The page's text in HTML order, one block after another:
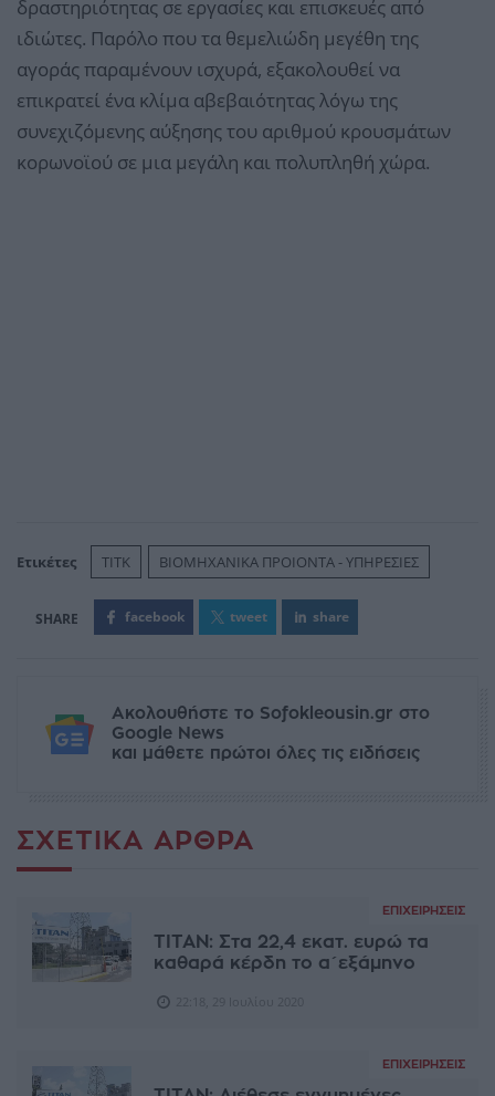
δραστηριότητας σε εργασίες και επισκευές από
ιδιώτες. Παρόλο που τα θεμελιώδη μεγέθη της
αγοράς παραμένουν ισχυρά, εξακολουθεί να
επικρατεί ένα κλίμα αβεβαιότητας λόγω της
συνεχιζόμενης αύξησης του αριθμού κρουσμάτων
κορωνοϊού σε μια μεγάλη και πολυπληθή χώρα.
Ετικέτες ΤΙΤΚ ΒΙΟΜΗΧΑΝΙΚΑ ΠΡΟΙΟΝΤΑ - ΥΠΗΡΕΣΙΕΣ
facebook tweet share
Ακολουθήστε το Sofokleousin.gr στο
Google News
και μάθετε πρώτοι όλες τις ειδήσεις
ΣΧΕΤΙΚΆ ΆΡΘΡΑ
ΕΠΙΧΕΙΡΉΣΕΙΣ
ΤΙΤΑΝ: Στα 22,4 εκατ. ευρώ τα
καθαρά κέρδη το α΄εξάμηνο
ΕΠΙΧΕΙΡΉΣΕΙΣ